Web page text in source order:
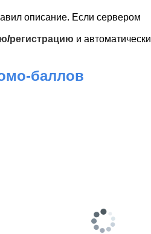
описание. Если сервером
/регистрацию и автоматически
баллов